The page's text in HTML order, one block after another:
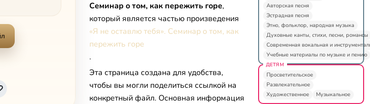
Семинар о том, как пережить горе,
который является частью произведения
«Я не оставлю тебя». Семинар о том, как
пережить горе
.
Эта страница создана для удобства,
чтобы вы могли поделиться ссылкой на
конкретный файл. Основная информация
Авторская песня
Эстрадная песня
Этно, фольклор, народная музыка
Духовные канты, стихи, песни, романсы
Современная вокальная и
Учебные материалы по музыке и пению
ДЕТЯМ
Просветительское
Развлекательное
Художественное
Музыкальное